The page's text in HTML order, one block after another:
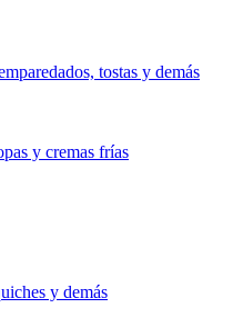
tostas y demás
y cremas frías
y demás